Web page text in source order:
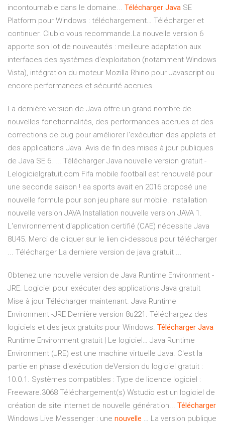
incontournable dans le domaine... Télécharger Java SE
Platform pour Windows : téléchargement… Télécharger et
continuer. Clubic vous recommande.La nouvelle version 6
apporte son lot de nouveautés : meilleure adaptation aux
interfaces des systèmes d'exploitation (notamment Windows
Vista), intégration du moteur Mozilla Rhino pour Javascript ou
encore performances et sécurité accrues.
La dernière version de Java offre un grand nombre de
nouvelles fonctionnalités, des performances accrues et des
corrections de bug pour améliorer l'exécution des applets et
des applications Java. Avis de fin des mises à jour publiques
de Java SE 6. ... Télécharger Java nouvelle version gratuit -
Lelogicielgratuit.com Fifa mobile football est renouvelé pour
une seconde saison ! ea sports avait en 2016 proposé une
nouvelle formule pour son jeu phare sur mobile. Installation
nouvelle version JAVA Installation nouvelle version JAVA 1.
L'environnement d'application certifié (CAE) nécessite Java
8U45. Merci de cliquer sur le lien ci-dessous pour télécharger
... Télécharger La derniere version de java gratuit ...
Obtenez une nouvelle version de Java Runtime Environment -
JRE. Logiciel pour exécuter des applications Java gratuit
Mise à jour Télécharger maintenant. Java Runtime
Environment -JRE Dernière version 8u221. Téléchargez des
logiciels et des jeux gratuits pour Windows. Télécharger Java
Runtime Environment gratuit | Le logiciel… Java Runtime
Environment (JRE) est une machine virtuelle Java. C'est la
partie en phase d'exécution deVersion du logiciel gratuit :
10.0.1. Systèmes compatibles : Type de licence logiciel :
Freeware.3068 Téléchargement(s) Wstudio est un logiciel de
création de site internet de nouvelle génération... Télécharger
Windows Live Messenger : une nouvelle … La version publique